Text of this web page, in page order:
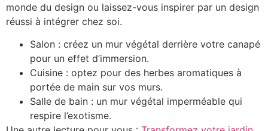
monde du design ou laissez-vous inspirer par un design
réussi à intégrer chez soi.
Salon : créez un mur végétal derrière votre canapé
pour un effet d’immersion.
Cuisine : optez pour des herbes aromatiques à
portée de main sur vos murs.
Salle de bain : un mur végétal imperméable qui
respire l’exotisme.